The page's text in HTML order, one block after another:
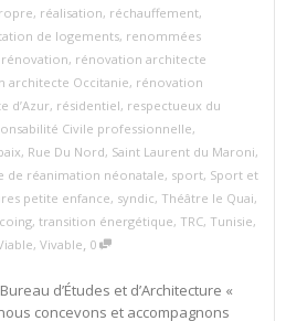
, réalisation, réchauffement,
de logements, renommées
rénovation, rénovation architecte
architecte Occitanie, rénovation
d’Azur, résidentiel, respectueux du
Civile professionnelle,
, Rue Du Nord, Saint Laurent du Maroni,
de réanimation néonatale, sport, Sport et
petite enfance, syndic, Théâtre le Quai,
, transition énergétique, TRC, Tunisie,
, Vivable, 0
d’Études et d’Architecture «
concevons et accompagnons